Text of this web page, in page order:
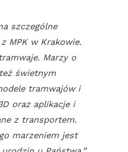
szczególne
MPK w Krakowie.
Marzy o
świetnym
tramwajów i
oraz aplikacje i
z transportem.
marzeniem jest